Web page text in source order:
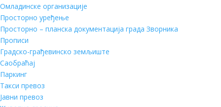
Омладинске организације
Просторно уређење
Просторно – планска документација града Зворника
Прописи
Градско-грађевинско земљиште
Саобраћај
Паркинг
Такси превоз
Јавни превоз